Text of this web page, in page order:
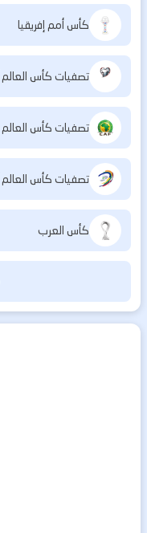
كأس أمم إفريقيا
تصفيات كأس العالم
تصفيات كأس العالم
تصفيات كأس العالم
كأس العرب